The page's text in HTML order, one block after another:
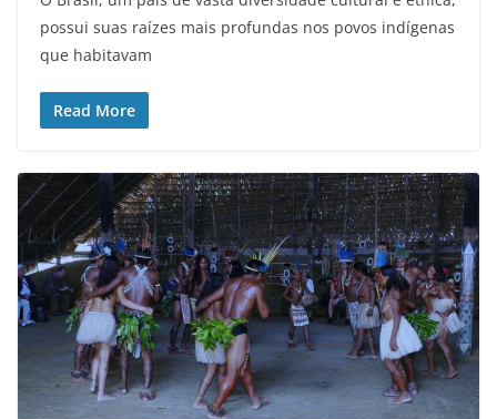
possui suas raízes mais profundas nos povos indígenas
que habitavam
Read More